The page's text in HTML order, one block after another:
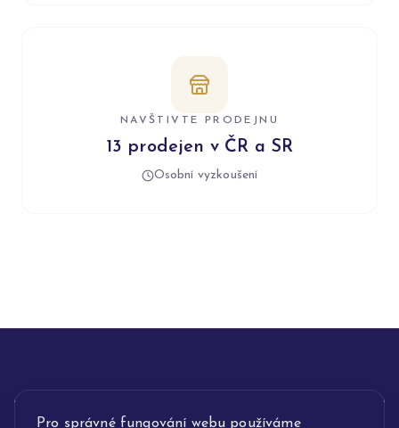
Pro správné fungování webu používáme
NAVŠTIVTE PRODEJNU
13 prodejen v ČR a SR
Osobní vyzkoušení
INFORMACE